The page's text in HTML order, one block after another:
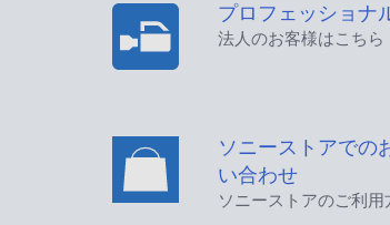
プロフェッショナ
法人のお客様はこちら
ソニーストアでの
い合わせ
ソニーストアのご利